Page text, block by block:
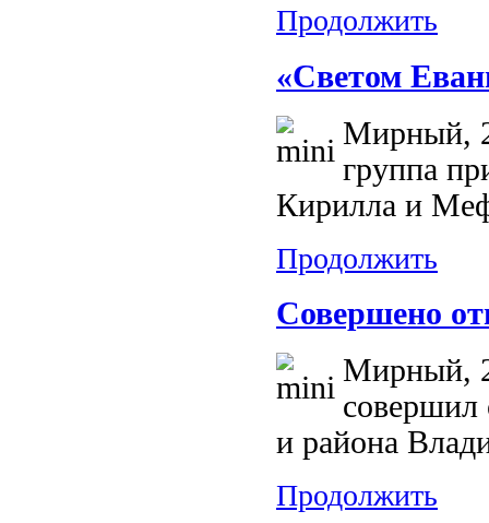
Продолжить
«Светом
Мирный,
группа
Кирилла и
Продолжить
Совершено
Мирный,
совершил
и района
Продолжить